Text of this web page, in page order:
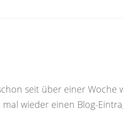
seit über einer Woche
wieder einen Blog-